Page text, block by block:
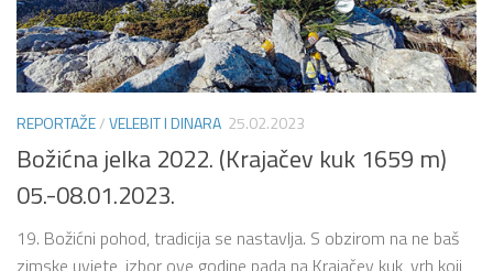
REPORTAŽE/VELEBIT I DINARA 25.02.2023
Božićna jelka 2022. (Krajačev kuk 1659 m)
05.-08.01.2023.
19. Božićni pohod, tradicija se nastavlja. S obzirom na ne baš
zimske uvjete, izbor ove godine pada na Krajačev kuk, vrh koji